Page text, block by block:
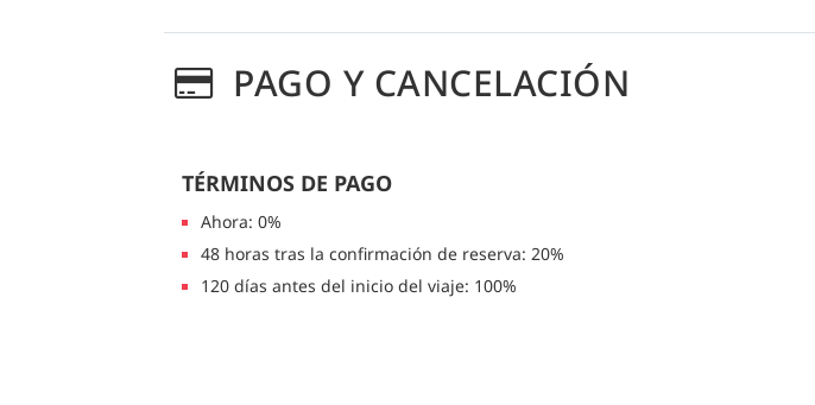
PAGO Y CANCELACIÓN
TÉRMINOS DE PAGO
Ahora: 0%
48 horas tras la confirmación de reserva: 20%
120 días antes del inicio del viaje: 100%